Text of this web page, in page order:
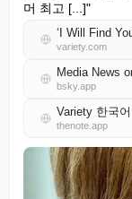
머 최고 [...]"
variety.com
Media News
bsky.app
Variety 한국
thenote.app